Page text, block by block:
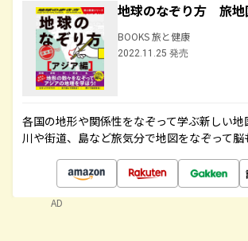
地球のなぞり方 旅
BOOKS 旅と健康
2022.11.25 発売
各国の地形や関係性をなぞって学ぶ新しい地
川や街道、島など旅気分で地図をなぞって脳
AD